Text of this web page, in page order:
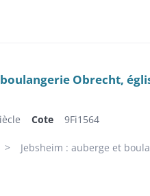
Obrecht,
Cote 9Fi1564
Jebsheim : auberge et